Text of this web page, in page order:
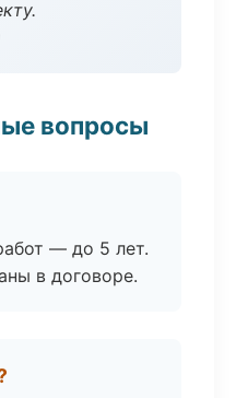
вопросы
— до 5 лет.
в договоре.